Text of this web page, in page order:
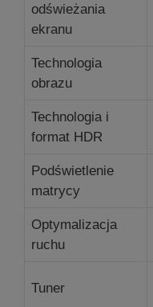
odświeżania
ekranu
Technologia
obrazu
Technologia i
format HDR
Podświetlenie
matrycy
Optymalizacja
ruchu
Tuner